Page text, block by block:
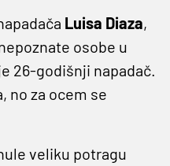
Luisa Diaza,
osobe u
26-godišnji napadač.
no za ocem se
veliku potragu